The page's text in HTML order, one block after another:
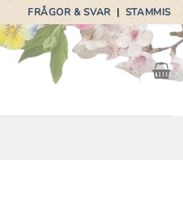
FRÅGOR & SVAR|STAMMIS